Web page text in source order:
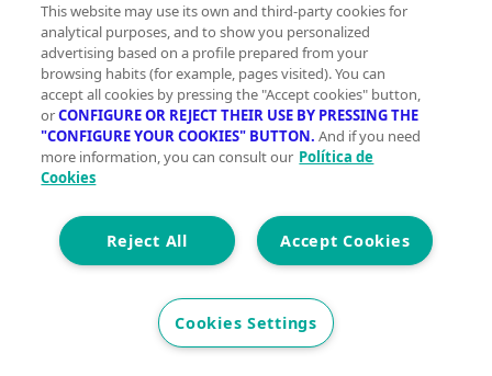
This website may use its own and third-party cookies for
analytical purposes, and to show you personalized
advertising based on a profile prepared from your
browsing habits (for example, pages visited). You can
accept all cookies by pressing the "Accept cookies" button,
orCONFIGURE OR REJECT THEIR USE BY PRESSING THE
"CONFIGURE YOUR COOKIES" BUTTON. And if you need
more information, you can consult our Política de
Cookies
Accept Cookies
Reject All
Cookies Settings